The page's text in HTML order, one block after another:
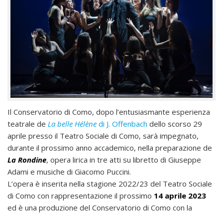
Il Conservatorio di Como, dopo l’entusiasmante esperienza
teatrale de La belle Hélène di J. Offenbach dello scorso 29
aprile presso il Teatro Sociale di Como, sarà impegnato,
durante il prossimo anno accademico, nella preparazione de
La Rondine, opera lirica in tre atti su libretto di Giuseppe
Adami e musiche di Giacomo Puccini.
L’opera è inserita nella stagione 2022/23 del Teatro Sociale
di Como con rappresentazione il prossimo 14 aprile 2023
ed è una produzione del Conservatorio di Como con la